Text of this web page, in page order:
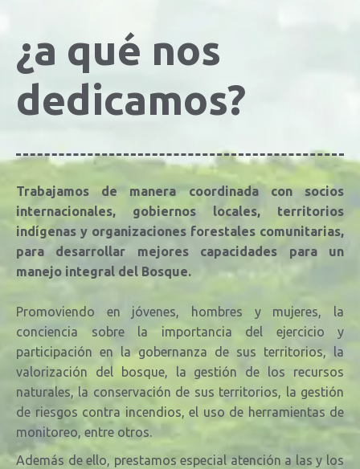
¿a qué nos
dedicamos?
Trabajamos de manera coordinada con socios
internacionales, gobiernos locales, territorios
indígenas y organizaciones forestales comunitarias,
para desarrollar mejores capacidades para un
manejo integral del Bosque.
Promoviendo en jóvenes, hombres y mujeres, la
conciencia sobre la importancia del ejercicio y
participación en la gobernanza de sus territorios, la
valorización del bosque, la gestión de los recursos
naturales, la conservación de sus territorios, la gestión
de riesgos contra incendios, el uso de herramientas de
monitoreo, entre otros.
Además de ello, prestamos especial atención a las y los